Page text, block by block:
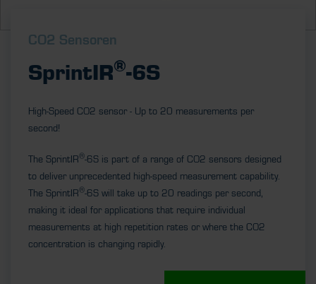
CO2 Sensoren
SprintIR®-6S
High-Speed CO2 sensor - Up to 20 measurements per
second!
The SprintIR®-6S is part of a range of CO2 sensors designed
to deliver unprecedented high-speed measurement capability.
The SprintIR®-6S will take up to 20 readings per second,
making it ideal for applications that require individual
measurements at high repetition rates or where the CO2
concentration is changing rapidly.